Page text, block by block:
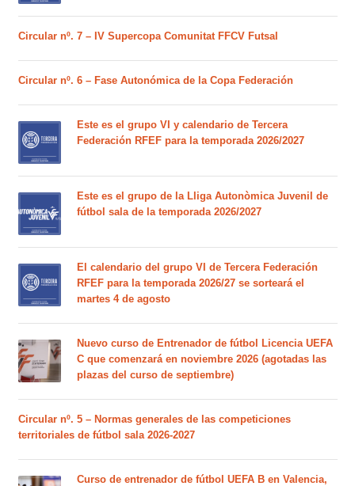
Circular nº. 7 – IV Supercopa Comunitat FFCV Futsal
Circular nº. 6 – Fase Autonómica de la Copa Federación
Este es el grupo VI y calendario de Tercera
Federación RFEF para la temporada 2026/2027
Este es el grupo de la Lliga Autonòmica Juvenil de
fútbol sala de la temporada 2026/2027
El calendario del grupo VI de Tercera Federación
RFEF para la temporada 2026/27 se sorteará el
martes 4 de agosto
Nuevo curso de Entrenador de fútbol Licencia UEFA
C que comenzará en noviembre 2026 (agotadas las
plazas del curso de septiembre)
Circular nº. 5 – Normas generales de las competiciones
territoriales de fútbol sala 2026-2027
Curso de entrenador de fútbol UEFA B en Valencia,